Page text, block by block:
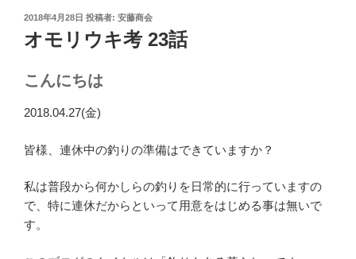
投
日:
2018年4月28日 投稿者: 安藤商会
オモリウキ考 23話
こんにちは
2018.04.27(金)
皆様、連休中の釣りの準備はできていますか？
私は普段から何かしらの釣りを日常的に行っていますの
で、特に連休だからといって用意をはじめる事は無いで
す。